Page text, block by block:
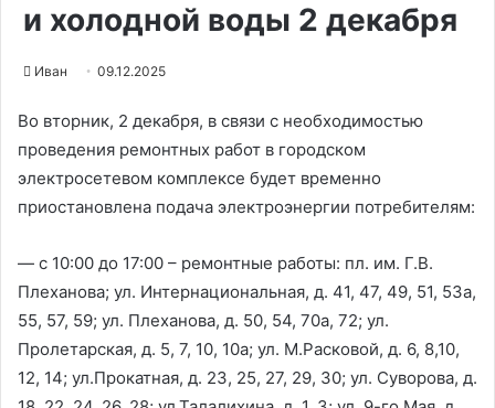
и холодной воды 2 декабря
Иван 09.12.2025
Во вторник, 2 декабря, в связи с необходимостью
проведения ремонтных работ в городском
электросетевом комплексе будет временно
приостановлена подача электроэнергии потребителям:
— с 10:00 до 17:00 – ремонтные работы: пл. им. Г.В.
Плеханова; ул. Интернациональная, д. 41, 47, 49, 51, 53а,
55, 57, 59; ул. Плеханова, д. 50, 54, 70а, 72; ул.
Пролетарская, д. 5, 7, 10, 10а; ул. М.Расковой, д. 6, 8,10,
12, 14; ул.Прокатная, д. 23, 25, 27, 29, 30; ул. Суворова, д.